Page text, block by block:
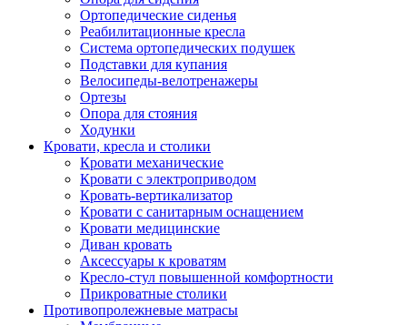
Ортопедические сиденья
Реабилитационные кресла
Система ортопедических подушек
Подставки для купания
Велосипеды-велотренажеры
Ортезы
Опора для стояния
Ходунки
Кровати, кресла и столики
Кровати механические
Кровати с электроприводом
Кровать-вертикализатор
Кровати с санитарным оснащением
Кровати медицинские
Диван кровать
Аксессуары к кроватям
Кресло-стул повышенной комфортности
Прикроватные столики
Противопролежневые матрасы